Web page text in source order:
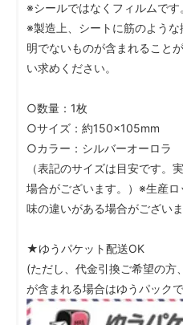
※シールではなくフィルムです
※製造上、シートに筋のよう
明でないものが含まれること
い求めください。
○数量：1枚
○サイズ：約150×105mm
○カラー：シルバーオーロラ
（表記のサイズは目安です。
場合がございます。）※生産
味の違いがある場合がございま
★ゆうパケット配送OK
(ただし、代金引換ご希望の方
が含まれる場合はゆうパック